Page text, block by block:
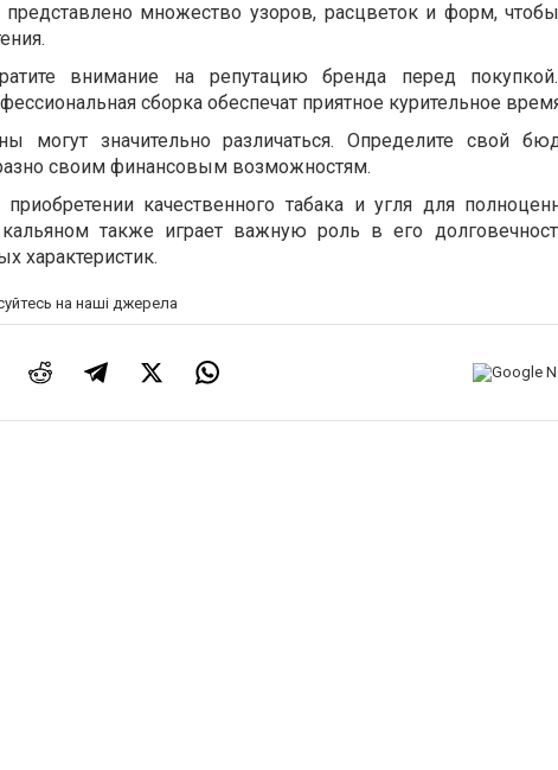
множество узоров, расцветок и форм,
внимание на репутацию бренда перед
сборка обеспечат приятное курительное
могут значительно различаться. Определите свой
своим финансовым возможностям.
качественного табака и угля для
также играет важную роль в его
характеристик.
на наші джерела